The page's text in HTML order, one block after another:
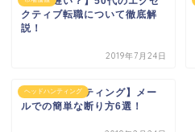
クティブ転職について徹底解
説！
2019年7月24日
ヘッドハンティング
【ヘッドハンティング】メー
ルでの簡単な断り方6選！